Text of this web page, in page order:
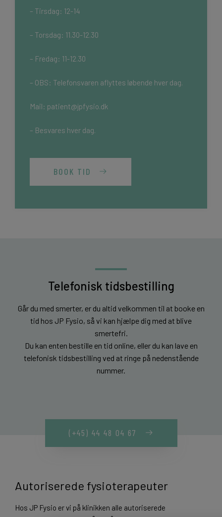
– Tirsdag: 12-14
– Torsdag: 11.30-12.30
– Fredag: 11-12.30
– OBS: Telefonsvaren aflyttes løbende hver dag.
Mail: patient@jpfysio.dk
– Besvares hver dag.
BOOK TID
Telefonisk tidsbestilling
Går du med smerter, er du altid velkommen til at booke en
tid hos JP Fysio, så vi kan hjælpe dig med at blive
smertefri.
Du kan enten bestille en tid online, eller du kan lave en
telefonisk tidsbestilling ved at ringe på nedenstående
nummer.
(+45) 44 48 04 67
Autoriserede fysioterapeuter
Hos JP Fysio er vi på klinikken alle autoriserede